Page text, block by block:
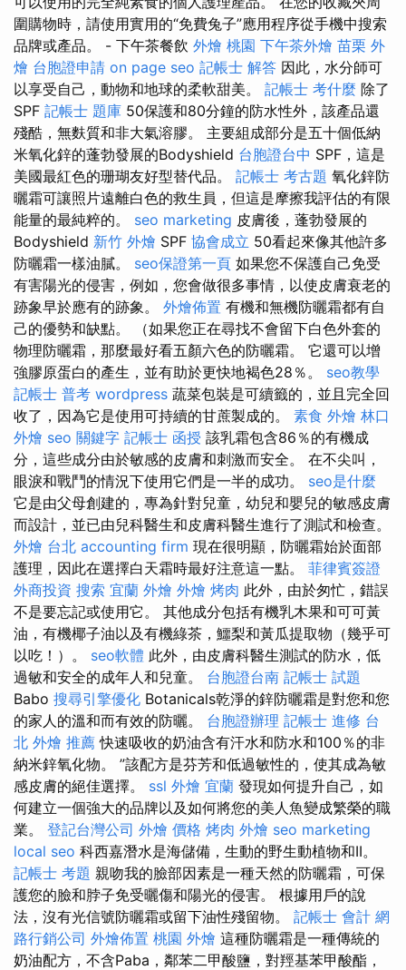
圍購物時，請使用實用的“免費兔子”應用程序從手機中搜索
品牌或產品。 - 下午茶餐飲 外燴 桃園 下午茶外燴 苗栗 外
燴 台胞證申請 on page seo 記帳士 解答 因此，水分師可
以享受自己，動物和地球的柔軟甜美。 記帳士 考什麼 除了
SPF 記帳士 題庫 50保護和80分鐘的防水性外，該產品還
殘酷，無麩質和非大氣溶膠。 主要組成部分是五十個低納
米氧化鋅的蓬勃發展的Bodyshield 台胞證台中 SPF，這是
美國最紅色的珊瑚友好型替代品。 記帳士 考古題 氧化鋅防
曬霜可讓照片遠離白色的救生員，但這是摩擦我評估的有限
能量的最純粹的。 seo marketing 皮膚後，蓬勃發展的
Bodyshield 新竹 外燴 SPF 協會成立 50看起來像其他許多
防曬霜一樣油膩。 seo保證第一頁 如果您不保護自己免受
有害陽光的侵害，例如，您會做很多事情，以使皮膚衰老的
跡象早於應有的跡象。 外燴佈置 有機和無機防曬霜都有自
己的優勢和缺點。 （如果您正在尋找不會留下白色外套的
物理防曬霜，那麼最好看五顏六色的防曬霜。 它還可以增
強膠原蛋白的產生，並有助於更快地褐色28％。 seo教學
記帳士 普考 wordpress 蔬菜包裝是可續籤的，並且完全回
收了，因為它是使用可持續的甘蔗製成的。 素食 外燴 林口
外燴 seo 關鍵字 記帳士 函授 該乳霜包含86％的有機成
分，這些成分由於敏感的皮膚和刺激而安全。 在不尖叫，
眼淚和戰鬥的情況下使用它們是一半的成功。 seo是什麼
它是由父母創建的，專為針對兒童，幼兒和嬰兒的敏感皮膚
而設計，並已由兒科醫生和皮膚科醫生進行了測試和檢查。
外燴 台北 accounting firm 現在很明顯，防曬霜始於面部
護理，因此在選擇白天霜時最好注意這一點。 菲律賓簽證
外商投資 搜索 宜蘭 外燴 外燴 烤肉 此外，由於匆忙，錯誤
不是要忘記或使用它。 其他成分包括有機乳木果和可可黃
油，有機椰子油以及有機綠茶，鱷梨和黃瓜提取物（幾乎可
以吃！）。 seo軟體 此外，由皮膚科醫生測試的防水，低
過敏和安全的成年人和兒童。 台胞證台南 記帳士 試題
Babo 搜尋引擎優化 Botanicals乾淨的鋅防曬霜是對您和您
的家人的溫和而有效的防曬。 台胞證辦理 記帳士 進修 台
北 外燴 推薦 快速吸收的奶油含有汗水和防水和100％的非
納米鋅氧化物。 ”該配方是芬芳和低過敏性的，使其成為敏
感皮膚的絕佳選擇。 ssl 外燴 宜蘭 發現如何提升自己，如
何建立一個強大的品牌以及如何將您的美人魚變成繁榮的職
業。 登記台灣公司 外燴 價格 烤肉 外燴 seo marketing
local seo 科西嘉潛水是海儲備，生動的野生動植物和II。
記帳士 考題 親吻我的臉部因素是一種天然的防曬霜，可保
護您的臉和脖子免受曬傷和陽光的侵害。 根據用戶的說
法，沒有光信號防曬霜或留下油性殘留物。 記帳士 會計 網
路行銷公司 外燴佈置 桃園 外燴 這種防曬霜是一種傳統的
奶油配方，不含Paba，鄰苯二甲酸鹽，對羥基苯甲酸酯，